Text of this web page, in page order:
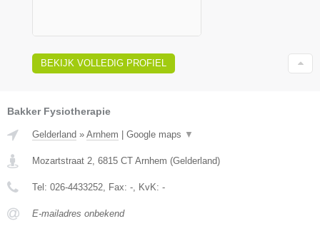
BEKIJK VOLLEDIG PROFIEL
Bakker Fysiotherapie
Gelderland » Arnhem Google maps ▼
Mozartstraat 2, 6815 CT Arnhem (Gelderland)
Tel: 026-4433252, Fax: -, KvK: -
E-mailadres onbekend